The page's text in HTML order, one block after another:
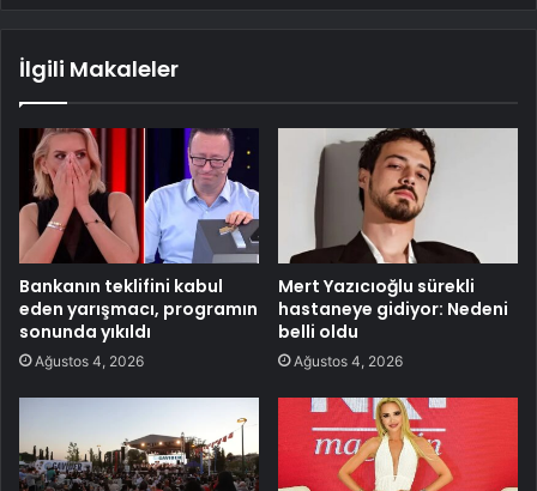
İlgili Makaleler
Bankanın teklifini kabul
eden yarışmacı, programın
sonunda yıkıldı
Ağustos 4, 2026
Mert Yazıcıoğlu sürekli
hastaneye gidiyor: Nedeni
belli oldu
Ağustos 4, 2026